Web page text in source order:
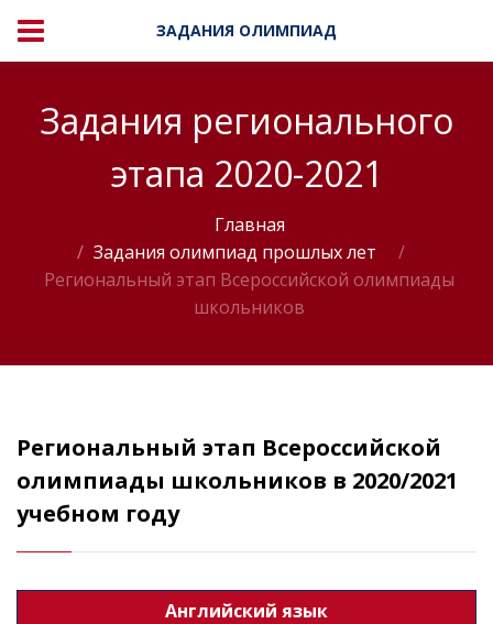
ЗАДАНИЯ ОЛИМПИАД
Задания регионального
этапа 2020-2021
Главная
Задания олимпиад прошлых лет /
Региональный этап Всероссийской олимпиады
школьников
Региональный этап Всероссийской
олимпиады школьников в 2020/2021
учебном году
Английский язык